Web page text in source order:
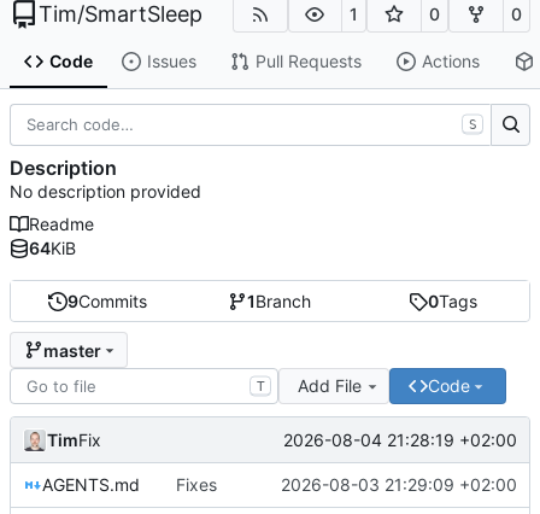
Tim/SmartSleep 1 0 0
Code Issues Pull Requests Actions
9Commits 1Branch 0Tags
master
T Add File Code
TimFix 2026-08-04 21:28:19 +02:00
AGENTS.md Fixes 2026-08-03 21:29:09 +02:00
S
Description
No description provided
Readme
64KiB